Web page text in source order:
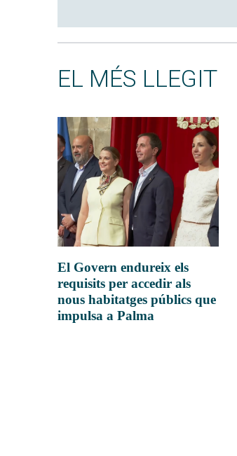
EL MÉS LLEGIT
El Govern endureix els
requisits per accedir als
nous habitatges públics que
impulsa a Palma